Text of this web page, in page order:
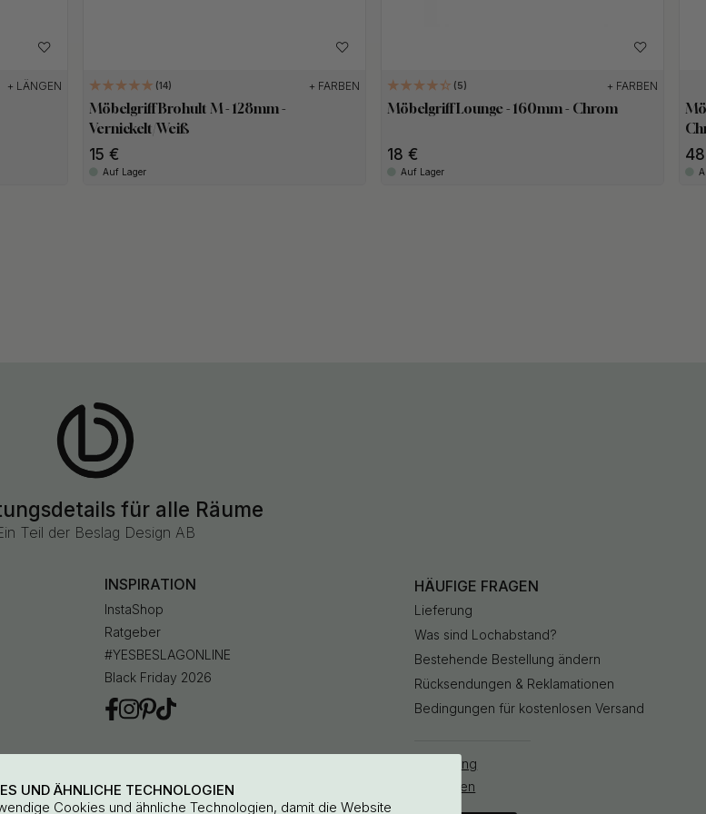
+ LÄNGEN 14 + FARBEN
Möbelgriff Brohult M - 128mm -
Vernickelt/Weiß
15
Auf Lager
5 + FARBEN
Möbelgriff Lounge - 160mm - Chrom
18
Auf Lager
für alle Räume
Teil der Beslag Design AB
INSPIRATION
InstaShop
Ratgeber
#YESBESLAGONLINE
Black Friday 2026
HÄUFIGE FRAGEN
Lieferung
Was sind Lochabstand?
Bestehende Bestellung ändern
Rücksendungen & Reklamationen
Bedingungen für kostenlosen Versand
Bestellung
stornieren
UND ÄHNLICHE TECHNOLOGIEN
Cookies und ähnliche Technologien, damit die Website